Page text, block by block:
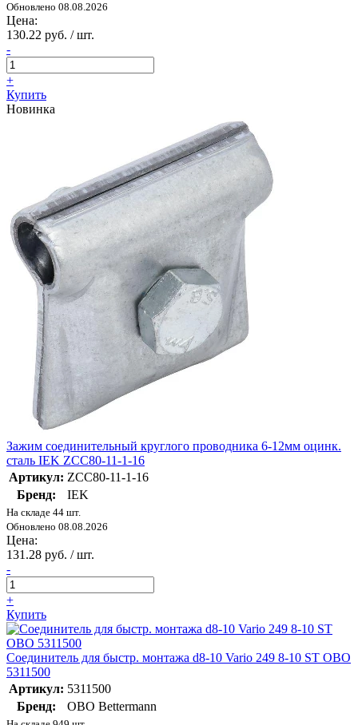
Обновлено 08.08.2026
Цена:
130.22 руб. / шт.
-
+
Купить
Новинка
Зажим соединительный круглого проводника 6-12мм оцинк.
сталь IEK ZCC80-11-1-16
Артикул: ZCC80-11-1-16
Бренд:
IEK
На складе 44 шт.
Обновлено 08.08.2026
Цена:
131.28 руб. / шт.
-
+
Купить
Соединитель для быстр. монтажа d8-10 Vario 249 8-10 ST OBO
5311500
Артикул: 5311500
Бренд:
OBO Bettermann